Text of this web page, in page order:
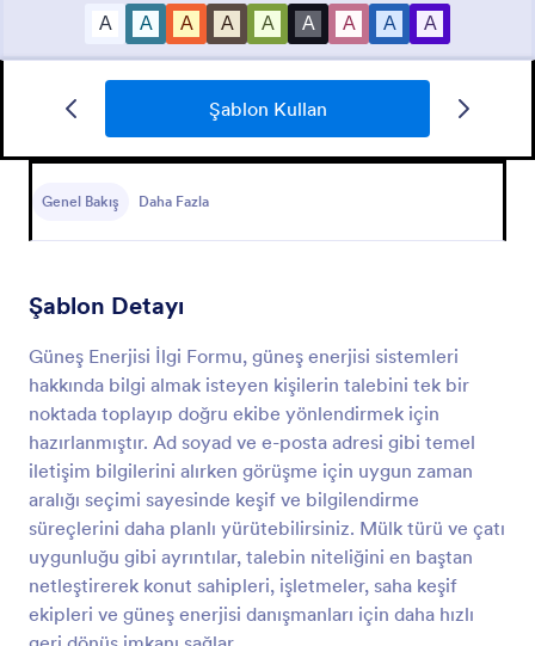
Şablon Kullan
Genel Bakış Daha Fazla
Şablon Detayı
Güneş Enerjisi İlgi Formu, güneş enerjisi sistemleri
hakkında bilgi almak isteyen kişilerin talebini tek bir
noktada toplayıp doğru ekibe yönlendirmek için
hazırlanmıştır. Ad soyad ve e-posta adresi gibi temel
iletişim bilgilerini alırken görüşme için uygun zaman
aralığı seçimi sayesinde keşif ve bilgilendirme
süreçlerini daha planlı yürütebilirsiniz. Mülk türü ve çatı
uygunluğu gibi ayrıntılar, talebin niteliğini en baştan
netleştirerek konut sahipleri, işletmeler, saha keşif
ekipleri ve güneş enerjisi danışmanları için daha hızlı
Yeni Müşteri Kayıt Formu
olmalarını ve referans vermelerini sağlayan form
Önizleme